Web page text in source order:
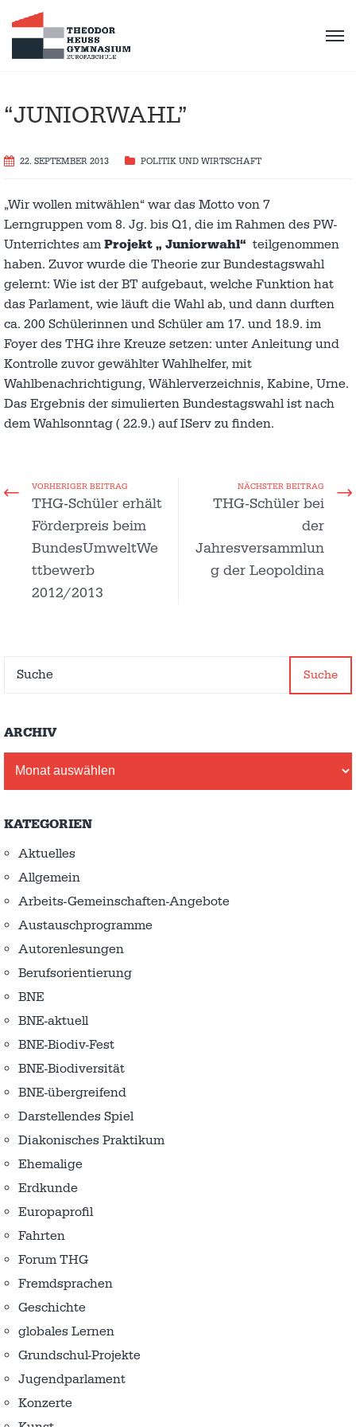
“JUNIORWAHL”
22. SEPTEMBER 2013 POLITIK UND WIRTSCHAFT
„Wir wollen mitwählen“ war das Motto von 7
Lerngruppen vom 8. Jg. bis Q1, die im Rahmen des PW-
Unterrichtes am Projekt „ Juniorwahl“ teilgenommen
haben. Zuvor wurde die Theorie zur Bundestagswahl
gelernt: Wie ist der BT aufgebaut, welche Funktion hat
das Parlament, wie läuft die Wahl ab, und dann durften
ca. 200 Schülerinnen und Schüler am 17. und 18.9. im
Foyer des THG ihre Kreuze setzen: unter Anleitung und
Kontrolle zuvor gewählter Wahlhelfer, mit
Wahlbenachrichtigung, Wählerverzeichnis, Kabine, Urne.
Das Ergebnis der simulierten Bundestagswahl ist nach
dem Wahlsonntag ( 22.9.) auf IServ zu finden.
VORHERIGER BEITRAG
THG-Schüler erhält
Förderpreis beim
BundesUmweltWe
ttbewerb
2012/2013
NÄCHSTER BEITRAG
THG-Schüler bei
der
Jahresversammlun
g der Leopoldina
Suche
ARCHIV
KATEGORIEN
Aktuelles
Allgemein
Arbeits-Gemeinschaften-Angebote
Austausch­programme
Autorenlesungen
Berufsorientierung
BNE
BNE-aktuell
BNE-Biodiv-Fest
BNE-Biodiversität
BNE-übergreifend
Darstellendes Spiel
Diakonisches Praktikum
Ehemalige
Erdkunde
Europaprofil
Fahrten
Forum THG
Fremdsprachen
Geschichte
globales Lernen
Grundschul-Projekte
Jugendparlament
Konzerte